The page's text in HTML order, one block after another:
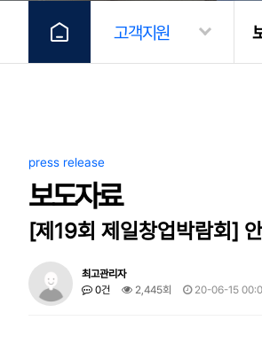
고객지원
press release
보도자료
[제19회 제일창업박람회]
최고관리자
0건
2,445회 20-06-15